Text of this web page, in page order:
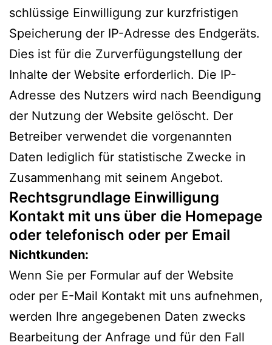
schlüssige Einwilligung zur kurzfristigen
Speicherung der IP-Adresse des Endgeräts.
Dies ist für die Zurverfügungstellung der
Inhalte der Website erforderlich. Die IP-
Adresse des Nutzers wird nach Beendigung
der Nutzung der Website gelöscht. Der
Betreiber verwendet die vorgenannten
Daten lediglich für statistische Zwecke in
Zusammenhang mit seinem Angebot.
Rechtsgrundlage Einwilligung
Kontakt mit uns über die Homepage
oder telefonisch oder per Email
Nichtkunden:
Wenn Sie per Formular auf der Website
oder per E-Mail Kontakt mit uns aufnehmen,
werden Ihre angegebenen Daten zwecks
Bearbeitung der Anfrage und für den Fall